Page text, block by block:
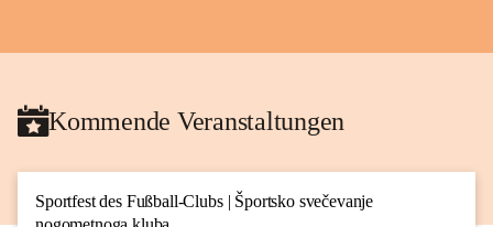
Kommende Veranstaltungen
Sportfest des Fußball-Clubs | Športsko svečevanje